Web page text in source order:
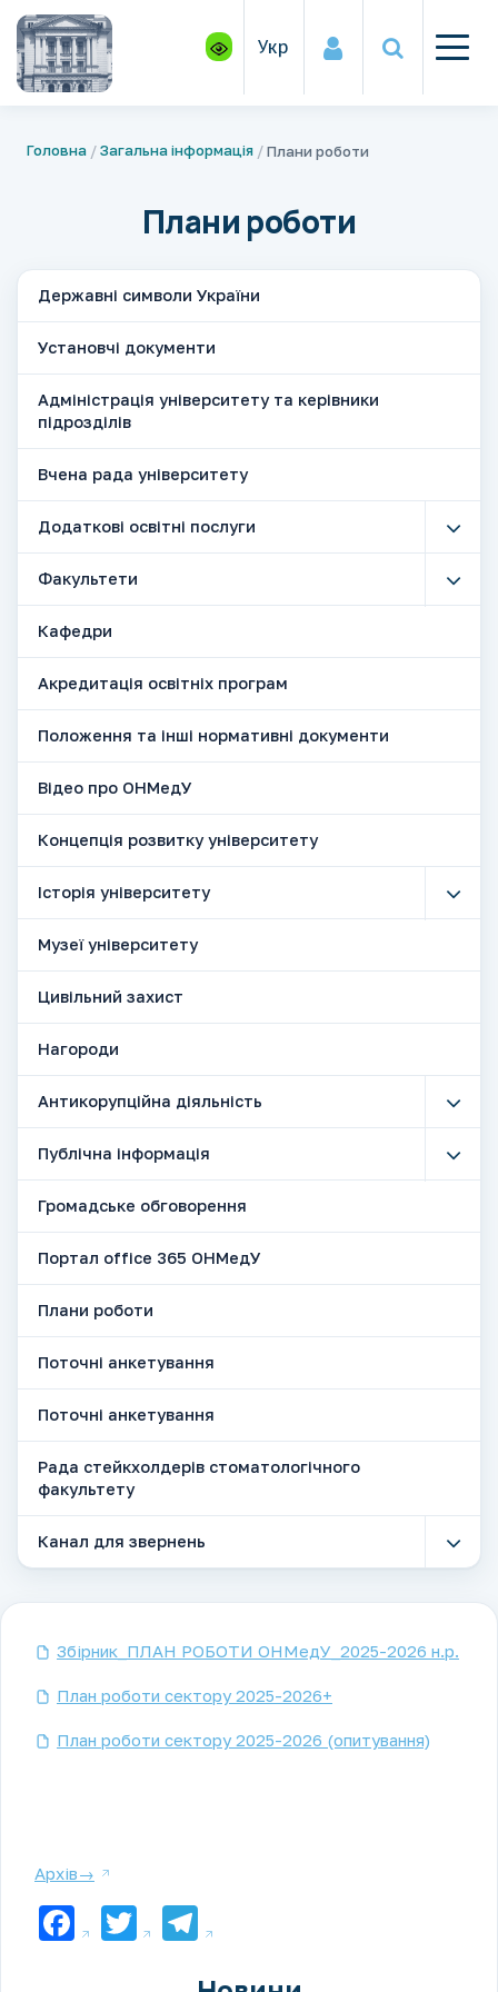
Укр
Головна Загальна інформація Плани роботи
Плани роботи
Державні символи України
Установчі документи
Адміністрація університету та керівники
підрозділів
Вчена рада університету
Додаткові освітні послуги
Факультети
Кафедри
Акредитація освітніх програм
Положення та інші нормативні документи
Відео про ОНМедУ
Концепція розвитку університету
Історія університету
Музеї університету
Цивільний захист
Нагороди
Антикорупційна діяльність
Публічна інформація
Громадське обговорення
Портал office 365 ОНМедУ
Плани роботи
Поточні анкетування
Поточні анкетування
Рада стейкхолдерів стоматологічного
факультету
Канал для звернень
Збірник_ПЛАН РОБОТИ ОНМедУ_2025-2026 н.р.
План роботи сектору 2025-2026+
План роботи сектору 2025-2026 (опитування)
Архів→
Facebook
TwitterTelegram